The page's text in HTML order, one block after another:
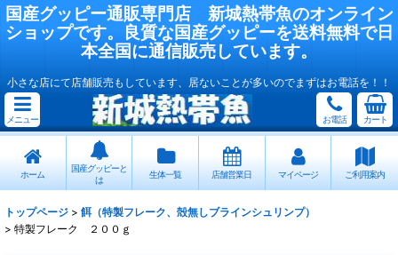
国産グッピー通販専門店 新城熱帯魚のオンライン
ショップです。良質な国産グッピーを送料無料で日
本全国に通信販売しています。
小さな店にて店舗販売もしています、居ないことが多いのでまずはお電話を！！
メニュー お電話 カート
ホーム
国産グッピーと
は
生体一覧 店舗営業日 マイページ ご利用案内
トップページ > 餌（特製フレーク、殻無しブラインシュリンプ）
> 特製フレーク ２００ｇ